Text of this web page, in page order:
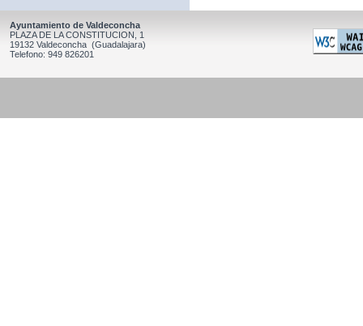
Ayuntamiento de Valdeconcha
PLAZA DE LA CONSTITUCION, 1
19132 Valdeconcha (Guadalajara)
Telefono: 949 826201